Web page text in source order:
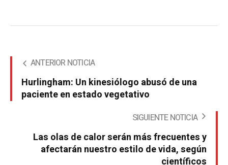
ANTERIOR NOTICIA
Hurlingham: Un kinesiólogo abusó de una
paciente en estado vegetativo
SIGUIENTE NOTICIA
Las olas de calor serán más frecuentes y
afectarán nuestro estilo de vida, según
científicos